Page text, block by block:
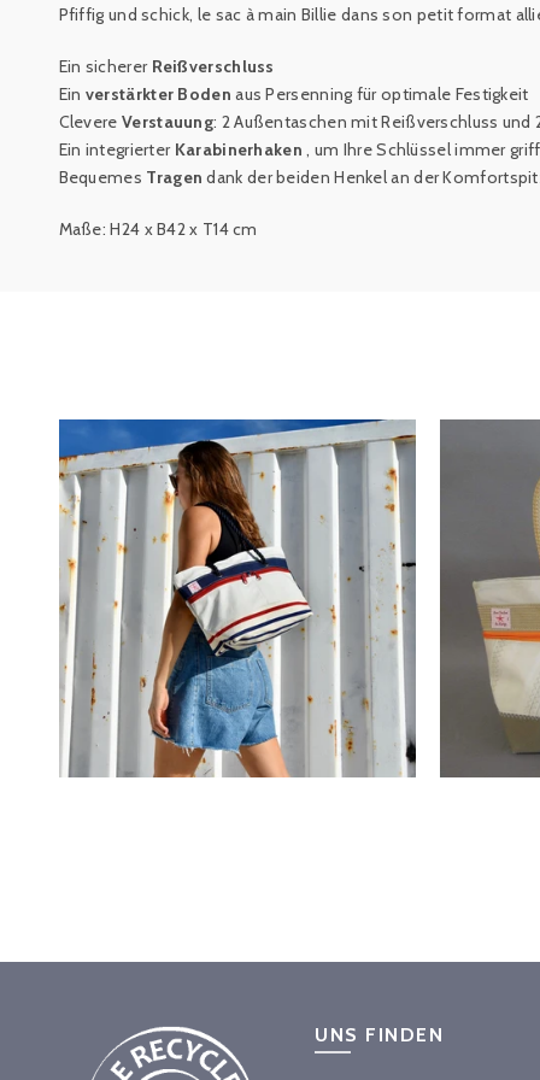
Pfiffig und schick, le sac à main Billie dans son petit format
Ein sichererReißverschluss
Ein verstärkter Boden aus Persenning für optimale Festigkeit
Clevere Verstauung: 2 Außentaschen mit Reißverschluss
Ein integrierterKarabinerhaken, um Ihre Schlüssel immer
Bequemes Tragen dank der beiden Henkel an der
Maße: H24 x B42 x T14 cm
UNS FINDEN